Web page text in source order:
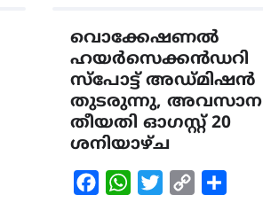
വൊക്കേഷണൽ
ഹയർസെക്കൻഡറി
സ്പോട്ട് അഡ്മിഷൻ
തുടരുന്നു, അവസാന
തീയതി ഓഗസ്റ്റ് 20
ശനിയാഴ്ച
FacebookWhatsAppTwitterCopy